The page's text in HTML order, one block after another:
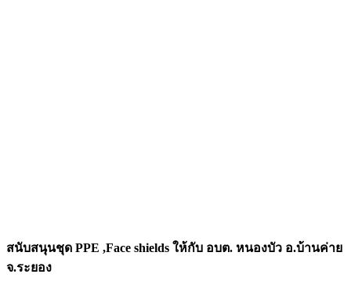
สนับสนุนชุด PPE ,Face shields ให้กับ อบต. หนองบัว อ.บ้านค่าย
จ.ระยอง